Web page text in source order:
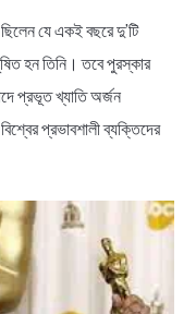
যে একই বছরে দু’টি
হন তিনি। তবে পুরস্কার
প্রভূত খ্যাতি অর্জন
প্রভাবশালী ব্যক্তিদের